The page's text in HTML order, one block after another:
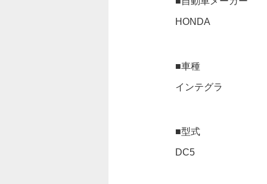
HONDA
■車種
インテグラ
■型式
DC5